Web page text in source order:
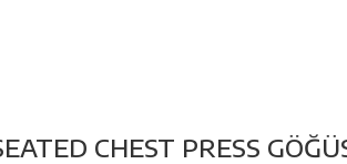
CHEST PRESS